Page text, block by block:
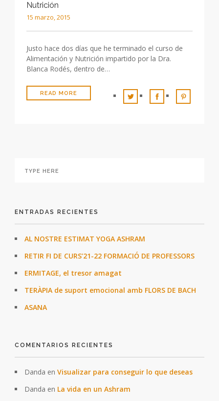
Nutrición
15 marzo, 2015
Justo hace dos días que he terminado el curso de
Alimentación y Nutrición impartido por la Dra.
Blanca Rodés, dentro de…
READ MORE
ENTRADAS RECIENTES
AL NOSTRE ESTIMAT YOGA ASHRAM
RETIR FI DE CURS’21-22 FORMACIÓ DE PROFESSORS
ERMITAGE, el tresor amagat
TERÀPIA de suport emocional amb FLORS DE BACH
ASANA
COMENTARIOS RECIENTES
Danda en Visualizar para conseguir lo que deseas
Danda en La vida en un Ashram